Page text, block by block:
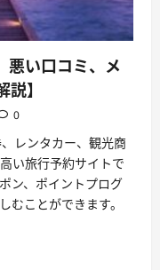
悪い口コミ、メ
】
0
レンタカー、観光商
い旅行予約サイトで
ン、ポイントプログ
むことができます。